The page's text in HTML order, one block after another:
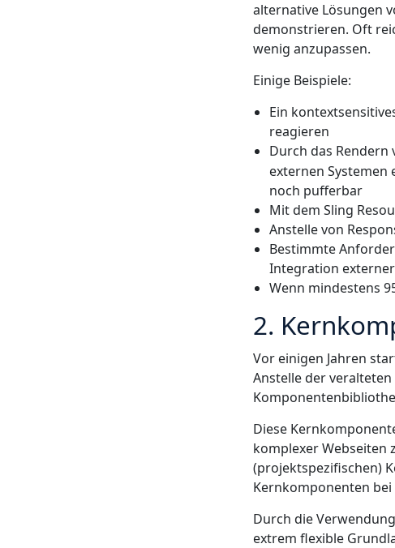
alternative Lösungen
demonstrieren. Oft
wenig anzupassen.
Einige Beispiele:
Ein
reagieren
Durch das
externen Systemen
noch pufferbar
Mit dem Sling
Anstelle von
Bestimmte
Integration externer
Wenn mindestens
2.
Vor einigen Jahren
Anstelle der
Diese
komplexer Webseiten
(projektspezifischen)
Kernkomponenten
Durch die
extrem flexible